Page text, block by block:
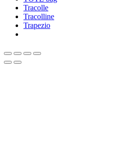
Tracolle
Tracolline
Trapezio